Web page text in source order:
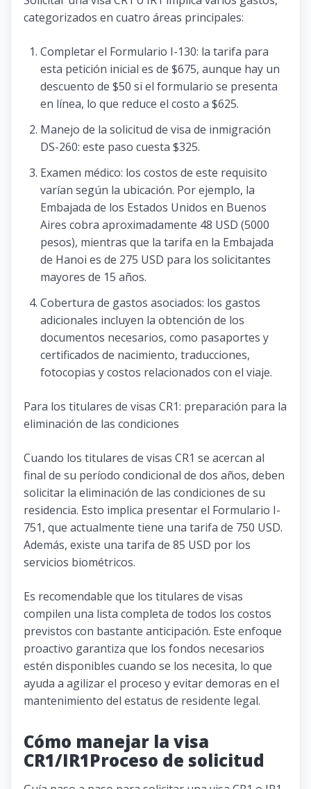
categorizados en cuatro áreas principales:
Completar el Formulario I-130: la tarifa para
esta petición inicial es de $675, aunque hay un
descuento de $50 si el formulario se presenta
en línea, lo que reduce el costo a $625.
Manejo de la solicitud de visa de inmigración
DS-260: este paso cuesta $325.
Examen médico: los costos de este requisito
varían según la ubicación. Por ejemplo, la
Embajada de los Estados Unidos en Buenos
Aires cobra aproximadamente 48 USD (5000
pesos), mientras que la tarifa en la Embajada
de Hanoi es de 275 USD para los solicitantes
mayores de 15 años.
Cobertura de gastos asociados: los gastos
adicionales incluyen la obtención de los
documentos necesarios, como pasaportes y
certificados de nacimiento, traducciones,
fotocopias y costos relacionados con el viaje.
Para los titulares de visas CR1: preparación para la
eliminación de las condiciones
Cuando los titulares de visas CR1 se acercan al
final de su período condicional de dos años, deben
solicitar la eliminación de las condiciones de su
residencia. Esto implica presentar el Formulario I-
751, que actualmente tiene una tarifa de 750 USD.
Además, existe una tarifa de 85 USD por los
servicios biométricos.
Es recomendable que los titulares de visas
compilen una lista completa de todos los costos
previstos con bastante anticipación. Este enfoque
proactivo garantiza que los fondos necesarios
estén disponibles cuando se los necesita, lo que
ayuda a agilizar el proceso y evitar demoras en el
mantenimiento del estatus de residente legal.
Cómo manejar la visa
CR1/IR1Proceso de solicitud